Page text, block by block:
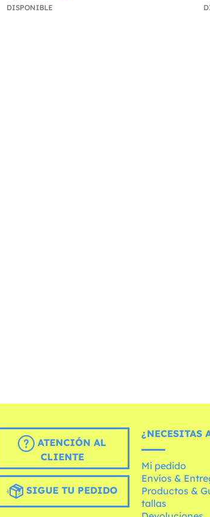
DISPONIBLE
ATENCIÓN AL
CLIENTE
SIGUE TU PEDIDO
¿NECESITAS
Mi pedido
Envíos &
Productos &
tallas